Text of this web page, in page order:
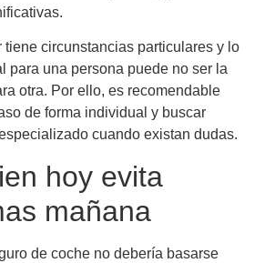
tiene circunstancias particulares y lo
para una persona puede no ser la
otra. Por ello, es recomendable
de forma individual y buscar
cuando existan dudas.
hoy evita
mañana
de coche no debería basarse